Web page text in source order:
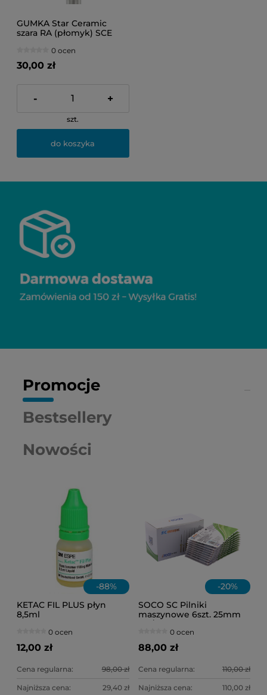
GUMKA Star Ceramic
szara RA (płomyk) SCE
0 ocen
30,00 zł
- +
szt.
do koszyka
Promocje
Nowości
Bestsellery
-88%
KETAC FIL PLUS płyn
8,5ml
0 ocen
12,00 zł
Cena regularna: 98,00 zł
Najniższa cena: 29,40 zł
-20%
SOCO SC Pilniki
maszynowe 6szt. 25mm
.04/20
0 ocen
88,00 zł
Cena regularna: 110,00 zł
Najniższa cena: 110,00 zł